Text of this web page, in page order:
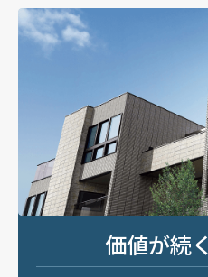
分譲マンション検索
住まいの売却
これから住ま
多彩な動画やこだわりが詰まった
住まいづくりを楽しく学べるデジ
これから土地活用・
土地活用の基礎から長期安定経営
営に役立つ多彩な情報を幅広くお
ホームラウンジ 土地活用・賃貸
これからリフォ
実例動画や基礎知識、収納の工夫
ォームの具体策とアイデアを豊富
ホームラウンジ リフォーム
分譲用地
すべてのフィールドに新しい価値
向のまちづくりを実現していきま
ミサワゼネラルソリューション
お客様センター
ミサワホームオーナーさま・リフ
ホームを結ぶコミュニケーション
テンツや、ミサワホームからの
環境活動
新卒者採用
中途採用
障がい者採用価値が続